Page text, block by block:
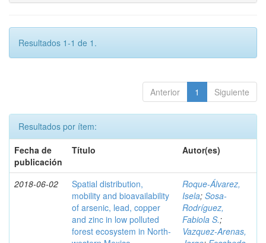
Resultados 1-1 de 1.
Anterior 1 Siguiente
Resultados por ítem:
Fecha de
publicación
Título Autor(es)
2018-06-02
Spatial distribution,
mobility and bioavailability
of arsenic, lead, copper
and zinc in low polluted
forest ecosystem in North-
Roque-Álvarez,
Isela; Sosa-
Rodríguez,
Fabiola S.;
Vazquez-Arenas,